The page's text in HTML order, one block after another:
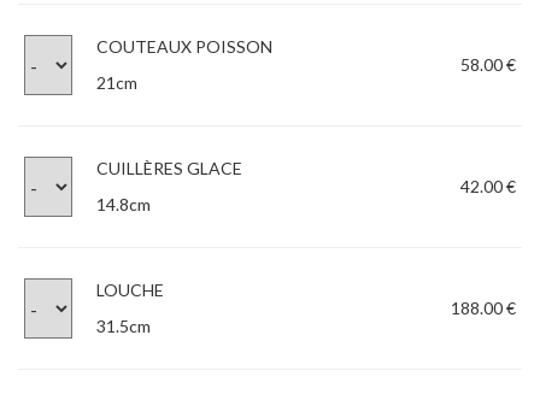
COUTEAUX POISSON
21cm
58.00 €
CUILLÈRES GLACE
14.8cm
42.00 €
LOUCHE
31.5cm
188.00 €